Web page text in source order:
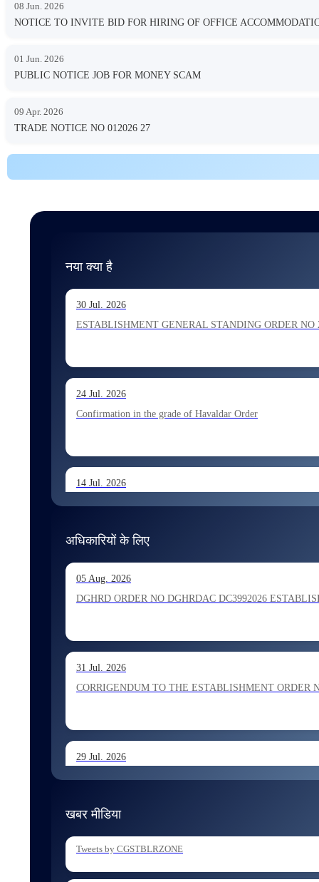
08 Jun. 2026
NOTICE TO INVITE BID FOR HIRING OF OFFICE
01 Jun. 2026
PUBLIC NOTICE JOB FOR MONEY SCAM
09 Apr. 2026
TRADE NOTICE NO 012026 27
नया क्या है
30 Jul. 2026
ESTABLISHMENT GENERAL STANDING ORDER NO
24 Jul. 2026
Confirmation in the grade of Havaldar Order
14 Jul. 2026
13 Jul. 2026
Allocation of Inspector recommended for appointment by
13 Jul. 2026
Allocation of Executive Assistant recommended for
अधिकारियों के लिए
05 Aug. 2026
DGHRD ORDER NO DGHRDAC DC3992026
31 Jul. 2026
CORRIGENDUM TO THE ESTABLISHMENT ORDER
29 Jul. 2026
29 Jul. 2026
खबर मीडिया
Tweets by CGSTBLRZONE